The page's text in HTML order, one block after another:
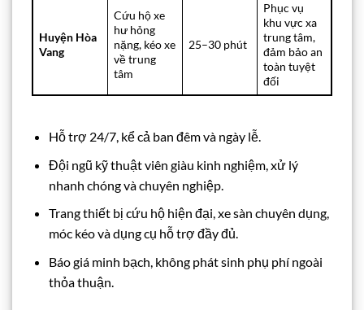
Huyện Hòa
Vang
Cứu hộ xe
hư hỏng
nặng, kéo xe
về trung
tâm
25–30 phút
Phục vụ
khu vực xa
trung tâm,
đảm bảo an
toàn tuyệt
đối
Hỗ trợ 24/7, kể cả ban đêm và ngày lễ.
Đội ngũ kỹ thuật viên giàu kinh nghiệm, xử lý
nhanh chóng và chuyên nghiệp.
Trang thiết bị cứu hộ hiện đại, xe sàn chuyên dụng,
móc kéo và dụng cụ hỗ trợ đầy đủ.
Báo giá minh bạch, không phát sinh phụ phí ngoài
thỏa thuận.